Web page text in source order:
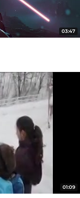
03:47
01:09